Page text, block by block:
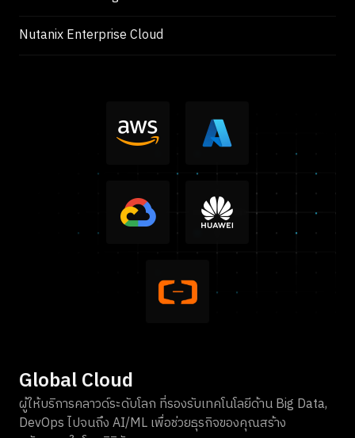
Nutanix Enterprise Cloud
Global Cloud
ผู้ให้บริการคลาวด์ระดับโลก ที่รองรับเทคโนโลยีด้าน Big Data,
DevOps ไปจนถึง AI/ML เพื่อช่วยธุรกิจของคุณสร้าง